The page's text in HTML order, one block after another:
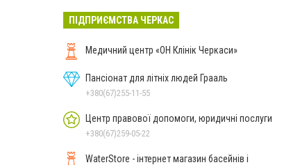
ПІДПРИЄМСТВА ЧЕРКАС
Медичний центр «ОН Клінік Черкаси»
Пансіонат для літніх людей Грааль
+380(67)255-11-55
Центр правової допомоги, юридичні послуги
+380(67)259-05-22
WaterStore - інтернет магазин басейнів і